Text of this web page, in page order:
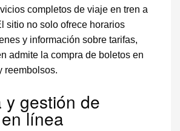
completos de viaje en tren a
sitio no solo ofrece horarios
y información sobre tarifas,
admite la compra de boletos en
reembolsos.
y gestión de
línea